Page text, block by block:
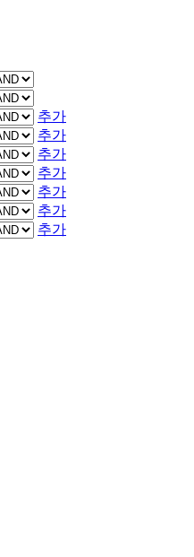
추가
추가
추가
추가
추가
추가
추가